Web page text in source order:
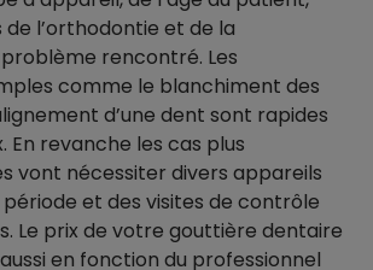
l’orthodontie et de la
rencontré. Les
comme le blanchiment des
d’une dent sont rapides
En revanche les cas plus
vont nécessiter divers appareils
et des visites de contrôle
Le prix de votre gouttière dentaire
en fonction du professionnel